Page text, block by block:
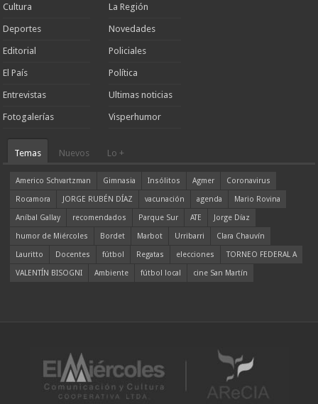
Cultura
Deportes
Editorial
El País
Entrevistas
Fotogalerías
La Región
Novedades
Policiales
Política
Ultimas noticias
Visperhumor
Temas Nuevos Lo +
Americo Schvartzman Gimnasia Insólitos Agmer
Coronavirus
Rocamora
JORGE RUBÉN DÍAZ vacunación agenda
Mario Rovina
Aníbal Gallay
recomendados Parque Sur ATE
Jorge Díaz
humor de Miércoles
Bordet Marbot Urribarri
Clara Chauvín
Lauritto
Docentes fútbol Regatas elecciones
TORNEO FEDERAL A
VALENTÍN BISOGNI
Ambiente fútbol local cine San Martín